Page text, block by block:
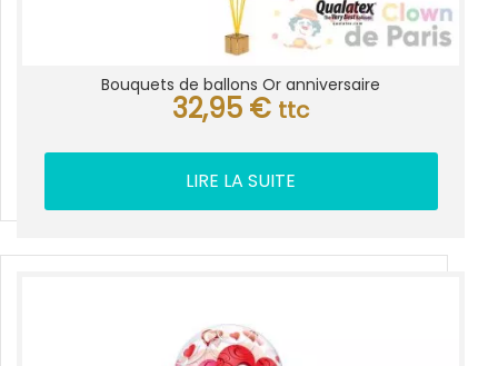
Bouquets de ballons Or anniversaire
32,95 € ttc
LIRE LA SUITE